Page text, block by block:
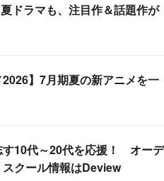
ドラマも、注目作＆話題作が
2026】7月期夏の新アニメを一
す10代～20代を応援！ オーデ
スクール情報はDeview